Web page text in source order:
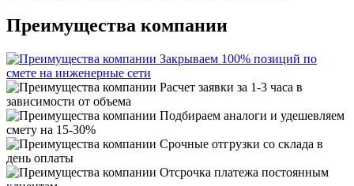
Преимущества компании
Закрываем 100% позиций по
смете на инженерные сети
Расчет заявки за 1-3 часа в
зависимости от объема
Подбираем аналоги и удешевляем
смету на 15-30%
Срочные отгрузки со склада в
день оплаты
Отсрочка платежа постоянным